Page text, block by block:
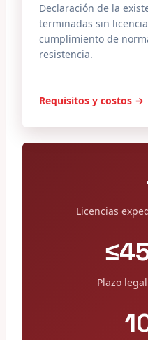
Declaración de la
terminadas sin
cumplimiento de
resistencia.
Requisitos y costos →
Licencias
Plazo